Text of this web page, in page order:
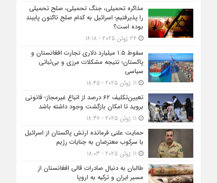
مذاکره تحمیلی، جنگ تحمیلی، صلح تحمیلی
را پذیرفتیم؛ اسرائیل به کدام صلح تاکنون پایبند
بوده است؟
سقوط ۱.۵ میلیارد دلاری تجارت افغانستان و
پاکستان؛ نتیجه مشکلات مرزی و بی‌ثباتی
سیاسی
تعیین‌تکلیف ۶۲ درصد از اتباع غیرمجاز؛ قانونی
بروید تا امکان بازگشت وجود داشته باشد
حمایت علنی فرمانده ارتش پاکستان از اسرائیل
با سرکوب معترضان به جنایات رژیم
طالبان به دنبال صادرات قالی افغانستان از
مسیر ایران و ترکیه به اروپا